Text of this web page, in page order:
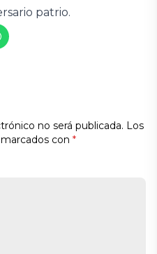
patrio.
no será publicada. Los
con *